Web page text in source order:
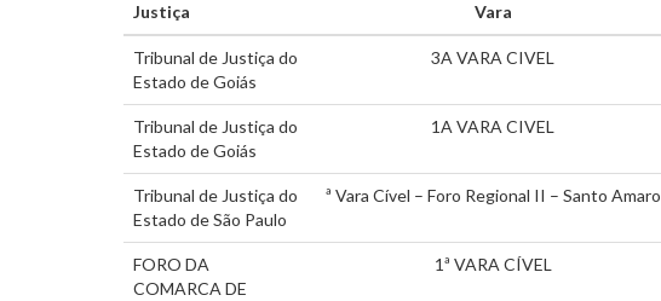
Justiça Vara
Tribunal de Justiça do
Estado de Goiás
3A VARA CIVEL
Tribunal de Justiça do
Estado de Goiás
1A VARA CIVEL
Tribunal de Justiça do
Estado de São Paulo
ª Vara Cível – Foro Regional II – Santo Amaro
FORO DA
COMARCA DE
1ª VARA CÍVEL